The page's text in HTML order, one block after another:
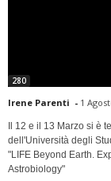
280
Irene Parenti - 1
Il 12 e il 13 Marzo si è
dell'Università degli
"LIFE Beyond Earth.
Astrobiology"